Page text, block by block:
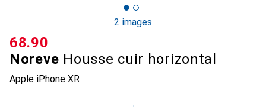
2 images
Noreve Housse cuir horizontal
Apple iPhone XR
CHF
68.90